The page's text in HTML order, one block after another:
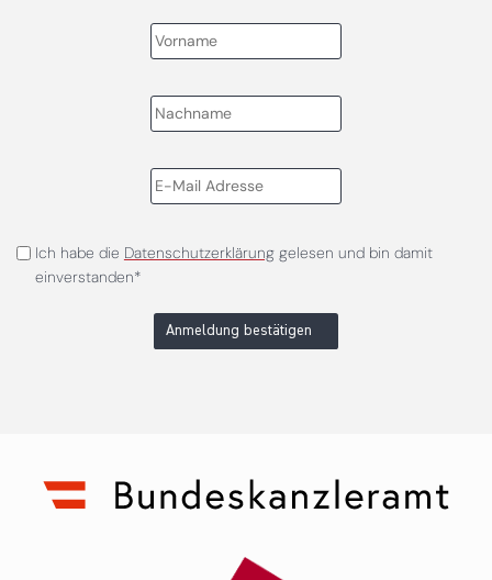
Ich habe die Datenschutzerklärunggelesen und bin damit
einverstanden*
Anmeldung bestätigen